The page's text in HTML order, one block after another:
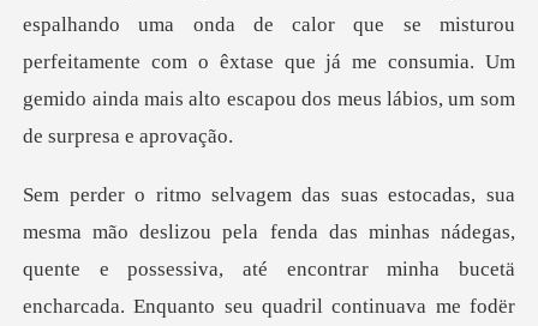
espalhando uma onda de calor que se misturou
perfeitamente com
ntrar minha bucetä
encharcada. Enquanto seu quadril continuava me fodër